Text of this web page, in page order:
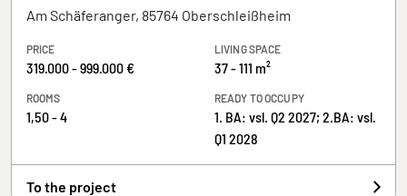
Am Schäferanger, 85764 Oberschleißheim
PRICE
319.000 - 999.000 €
LIVING SPACE
37 - 111 m²
ROOMS
1,50 - 4
READY TO OCCUPY
1. BA: vsl. Q2 2027; 2.BA: vsl.
Q1 2028
To the project